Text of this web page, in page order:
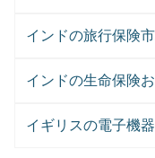
インドの旅行保険
インドの生命保険
イギリスの電子機